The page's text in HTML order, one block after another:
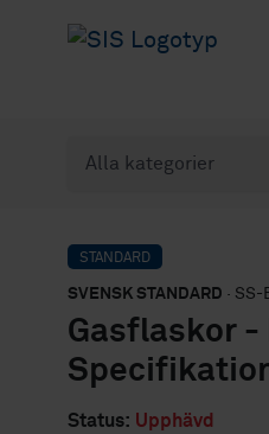
STANDARD
SVENSK STANDARD ·
Gasflaskor
Status: Upphävd